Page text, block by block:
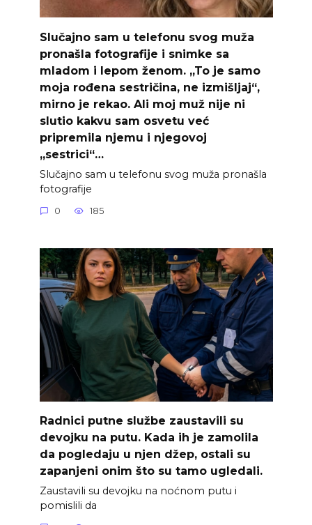
Slučajno sam u telefonu svog muža
pronašla fotografije i snimke sa
mladom i lepom ženom. „To je samo
moja rođena sestričina, ne izmišljaj“,
mirno je rekao. Ali moj muž nije ni
slutio kakvu sam osvetu već
pripremila njemu i njegovoj
„sestrici“…
Slučajno sam u telefonu svog muža pronašla
fotografije
0 185
Radnici putne službe zaustavili su
devojku na putu. Kada ih je zamolila
da pogledaju u njen džep, ostali su
zapanjeni onim što su tamo ugledali.
Zaustavili su devojku na noćnom putu i
pomislili da